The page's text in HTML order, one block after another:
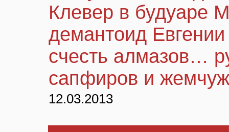
Клевер в будуаре
демантоид
счесть алмазов…
сапфиров и
12.03.2013